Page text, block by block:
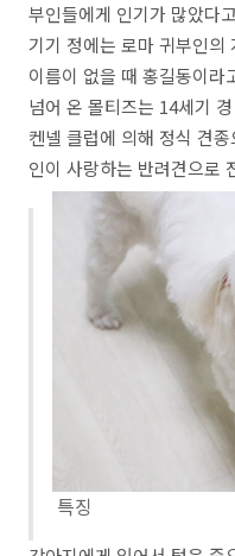
부인들에게 인기가 많았다
기기 정에는 로마 귀부인의
이름이 없을 때 홍길동이라
넘어 온 몰티즈는 14세기
켄넬 클럽에 의해 정식 견
인이 사랑하는 반려견으로
특징